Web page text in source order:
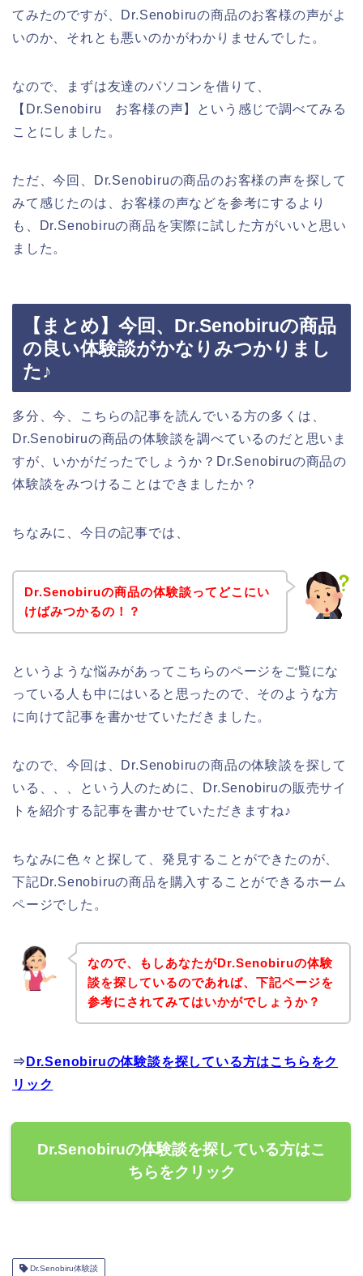
てみたのですが、Dr.Senobiruの商品のお客様の声がよ
いのか、それとも悪いのかがわかりませんでした。
なので、まずは友達のパソコンを借りて、
【Dr.Senobiru お客様の声】という感じで調べてみる
ことにしました。
ただ、今回、Dr.Senobiruの商品のお客様の声を探して
みて感じたのは、お客様の声などを参考にするより
も、Dr.Senobiruの商品を実際に試した方がいいと思い
ました。
【まとめ】今回、Dr.Senobiruの商品
の良い体験談がかなりみつかりまし
た♪
多分、今、こちらの記事を読んでいる方の多くは、
Dr.Senobiruの商品の体験談を調べているのだと思いま
すが、いかがだったでしょうか？Dr.Senobiruの商品の
体験談をみつけることはできましたか？
ちなみに、今日の記事では、
Dr.Senobiruの商品の体験談ってどこにい
けばみつかるの！？
というような悩みがあってこちらのページをご覧にな
っている人も中にはいると思ったので、そのような方
に向けて記事を書かせていただきました。
なので、今回は、Dr.Senobiruの商品の体験談を探して
いる、、、という人のために、Dr.Senobiruの販売サイ
トを紹介する記事を書かせていただきますね♪
ちなみに色々と探して、発見することができたのが、
下記Dr.Senobiruの商品を購入することができるホーム
ページでした。
なので、もしあなたがDr.Senobiruの体験
談を探しているのであれば、下記ページを
参考にされてみてはいかがでしょうか？
⇒ Dr.Senobiruの体験談を探している方はこちらをク
リック
Dr.Senobiruの体験談を探している方はこ
ちらをクリック
Dr.Senobiru体験談